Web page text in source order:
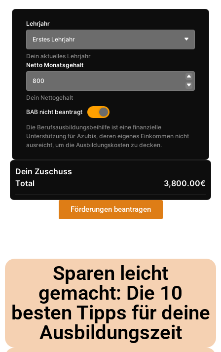
Lehrjahr
Erstes Lehrjahr
Dein aktuelles Lehrjahr
Netto Monatsgehalt
Dein Nettogehalt
BAB nicht beantragt
Die Berufsausbildungsbeihilfe ist eine finanzielle
Unterstützung für Azubis, deren eigenes Einkommen nicht
ausreicht, um die Ausbildungskosten zu decken.
Dein Zuschuss
Total
3,800.00€
Förderungen beantragen
Sparen leicht
gemacht: Die 10
besten Tipps für deine
Ausbildungszeit